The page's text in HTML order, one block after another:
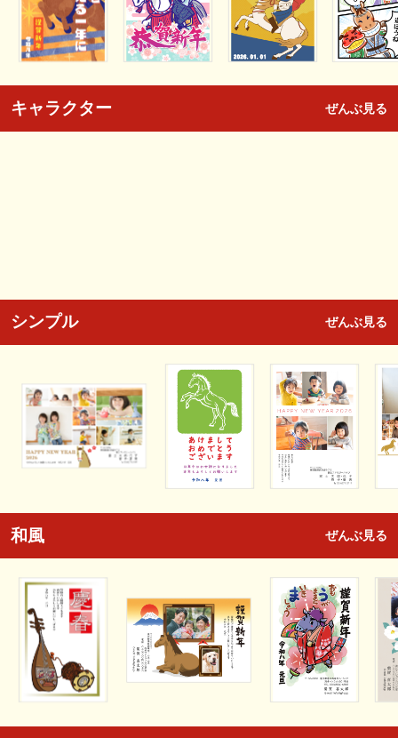
キャラクター ぜんぶ見る
シンプル ぜんぶ見る
和風 ぜんぶ見る